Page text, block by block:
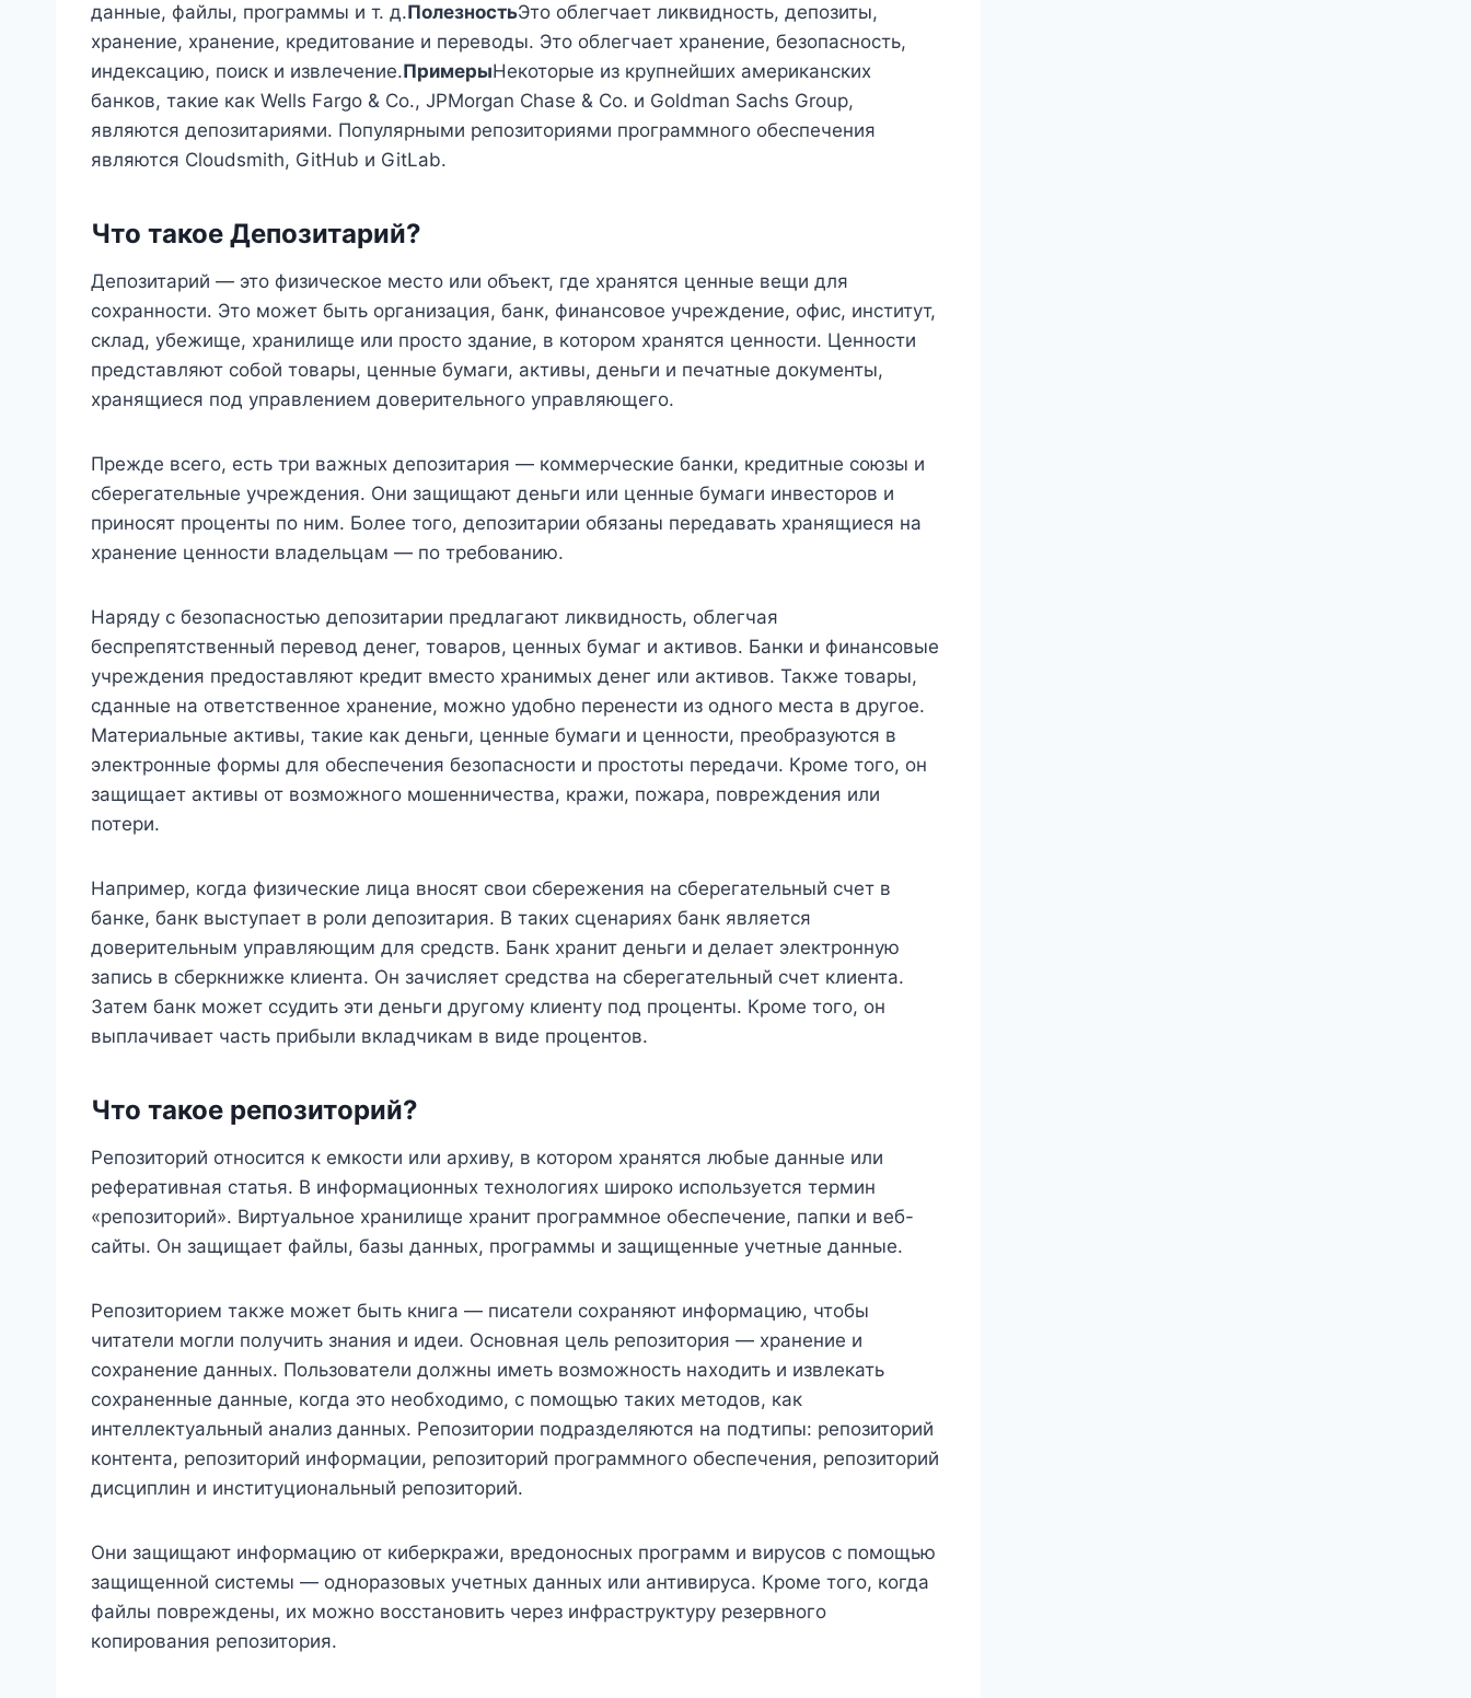
данные, файлы, программы и т. д.ПолезностьЭто облегчает ликвидность, депозиты,
хранение, хранение, кредитование и переводы. Это облегчает хранение, безопасность,
индексацию, поиск и извлечение.ПримерыНекоторые из крупнейших американских
банков, такие как Wells Fargo & Co., JPMorgan Chase & Co. и Goldman Sachs Group,
являются депозитариями. Популярными репозиториями программного обеспечения
являются Cloudsmith, GitHub и GitLab.
Что такое Депозитарий?
Депозитарий — это физическое место или объект, где хранятся ценные вещи для
сохранности. Это может быть организация, банк, финансовое учреждение, офис, институт,
склад, убежище, хранилище или просто здание, в котором хранятся ценности. Ценности
представляют собой товары, ценные бумаги, активы, деньги и печатные документы,
хранящиеся под управлением доверительного управляющего.
Прежде всего, есть три важных депозитария — коммерческие банки, кредитные союзы и
сберегательные учреждения. Они защищают деньги или ценные бумаги инвесторов и
приносят проценты по ним. Более того, депозитарии обязаны передавать хранящиеся на
хранение ценности владельцам — по требованию.
Наряду с безопасностью депозитарии предлагают ликвидность, облегчая
беспрепятственный перевод денег, товаров, ценных бумаг и активов. Банки и финансовые
учреждения предоставляют кредит вместо хранимых денег или активов. Также товары,
сданные на ответственное хранение, можно удобно перенести из одного места в другое.
Материальные активы, такие как деньги, ценные бумаги и ценности, преобразуются в
электронные формы для обеспечения безопасности и простоты передачи. Кроме того, он
защищает активы от возможного мошенничества, кражи, пожара, повреждения или
потери.
Например, когда физические лица вносят свои сбережения на сберегательный счет в
банке, банк выступает в роли депозитария. В таких сценариях банк является
доверительным управляющим для средств. Банк хранит деньги и делает электронную
запись в сберкнижке клиента. Он зачисляет средства на сберегательный счет клиента.
Затем банк может ссудить эти деньги другому клиенту под проценты. Кроме того, он
выплачивает часть прибыли вкладчикам в виде процентов.
Что такое репозиторий?
Репозиторий относится к емкости или архиву, в котором хранятся любые данные или
реферативная статья. В информационных технологиях широко используется термин
«репозиторий». Виртуальное хранилище хранит программное обеспечение, папки и веб-
сайты. Он защищает файлы, базы данных, программы и защищенные учетные данные.
Репозиторием также может быть книга — писатели сохраняют информацию, чтобы
читатели могли получить знания и идеи. Основная цель репозитория — хранение и
сохранение данных. Пользователи должны иметь возможность находить и извлекать
сохраненные данные, когда это необходимо, с помощью таких методов, как
интеллектуальный анализ данных. Репозитории подразделяются на подтипы: репозиторий
контента, репозиторий информации, репозиторий программного обеспечения, репозиторий
дисциплин и институциональный репозиторий.
Они защищают информацию от киберкражи, вредоносных программ и вирусов с помощью
защищенной системы — одноразовых учетных данных или антивируса. Кроме того, когда
файлы повреждены, их можно восстановить через инфраструктуру резервного
копирования репозитория.